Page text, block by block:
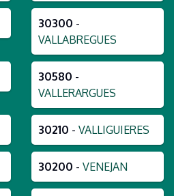
30300 -
VALLABREGUES
30580 -
VALLERARGUES
30210 - VALLIGUIERES
30200 - VENEJAN